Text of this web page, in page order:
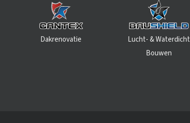
Dakrenovatie
Lucht- & Waterdicht
Bouwen